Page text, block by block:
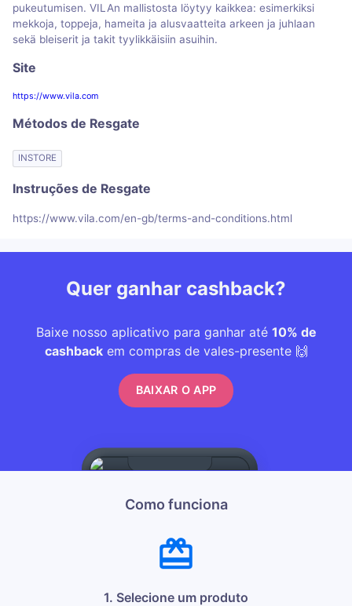
pukeutumisen. VILAn mallistosta löytyy kaikkea: esimerkiksi
mekkoja, toppeja, hameita ja alusvaatteita arkeen ja juhlaan
sekä bleiserit ja takit tyylikkäisiin asuihin.
Site
https://www.vila.com
Métodos de Resgate
INSTORE
Instruções de Resgate
https://www.vila.com/en-gb/terms-and-conditions.html
Quer ganhar cashback?
Baixe nosso aplicativo para ganhar até 10% de
cashbackem compras de vales-presente 🙌
BAIXAR O APP
Como funciona
1. Selecione um produto